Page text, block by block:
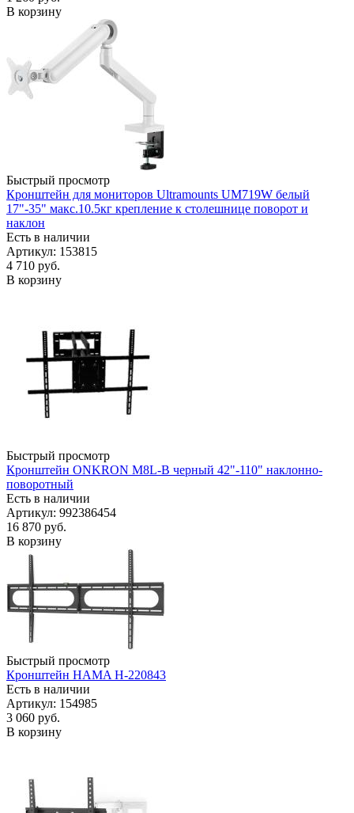
В корзину
Быстрый просмотр
Кронштейн для мониторов Ultramounts UM719W белый
17"-35" макс.10.5кг крепление к столешнице поворот и
наклон
Есть в наличии
Артикул: 153815
4 710 руб.
В корзину
Быстрый просмотр
Кронштейн ONKRON M8L-B черный 42"-110" наклонно-
поворотный
Есть в наличии
Артикул: 992386454
16 870 руб.
В корзину
Быстрый просмотр
Кронштейн HAMA H-220843
Есть в наличии
Артикул: 154985
3 060 руб.
В корзину